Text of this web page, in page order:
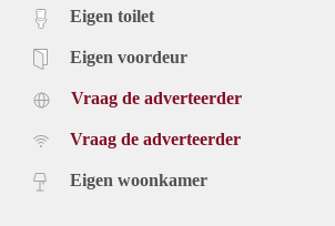
Eigen toilet
Eigen voordeur
Vraag de adverteerder
Vraag de adverteerder
Eigen woonkamer